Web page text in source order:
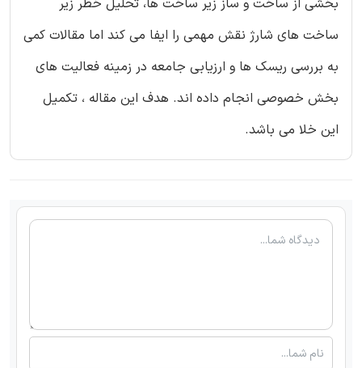
ساخت های شارژ نقش مهمی را ایفا می کند اما مقالات کمی
به بررسی ریسک ها و ارزیابی جامعه در زمینه فعالیت های
بخش خصوصی انجام داده اند. هدف این مقاله ، تکمیل
این خلا می باشد.